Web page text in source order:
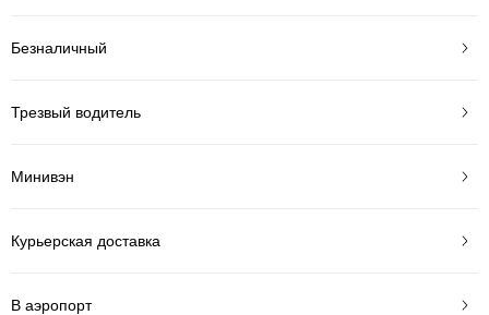
Безналичный
Трезвый водитель
Минивэн
Курьерская доставка
В аэропорт